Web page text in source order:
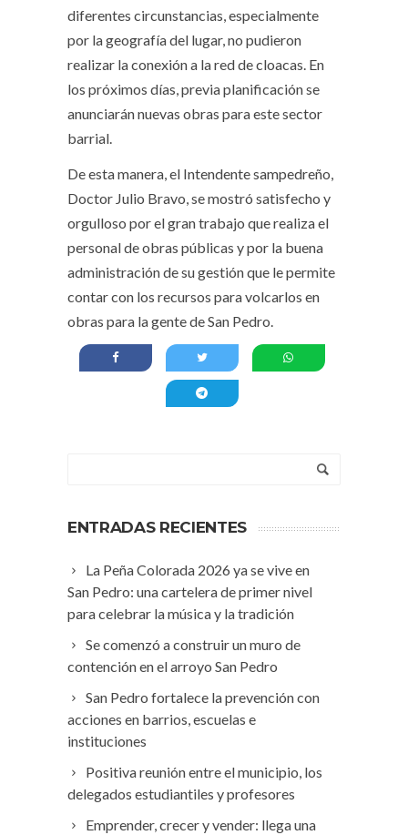
diferentes circunstancias, especialmente
por la geografía del lugar, no pudieron
realizar la conexión a la red de cloacas. En
los próximos días, previa planificación se
anunciarán nuevas obras para este sector
barrial.
De esta manera, el Intendente sampedreño,
Doctor Julio Bravo, se mostró satisfecho y
orgulloso por el gran trabajo que realiza el
personal de obras públicas y por la buena
administración de su gestión que le permite
contar con los recursos para volcarlos en
obras para la gente de San Pedro.
ENTRADAS RECIENTES
La Peña Colorada 2026 ya se vive en
San Pedro: una cartelera de primer nivel
para celebrar la música y la tradición
Se comenzó a construir un muro de
contención en el arroyo San Pedro
San Pedro fortalece la prevención con
acciones en barrios, escuelas e
instituciones
Positiva reunión entre el municipio, los
delegados estudiantiles y profesores
Emprender, crecer y vender: llega una